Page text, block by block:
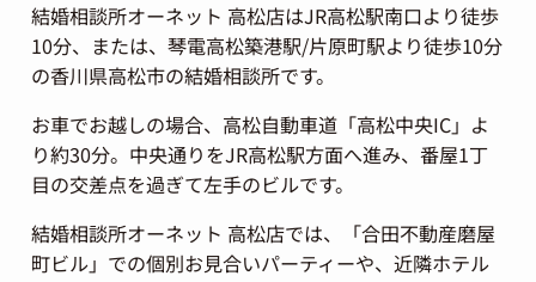
結婚相談所オーネット 高松店はJR高松駅南口より徒歩
10分、または、琴電高松築港駅/片原町駅より徒歩10分
の香川県高松市の結婚相談所です。
お車でお越しの場合、高松自動車道「高松中央IC」よ
り約30分。中央通りをJR高松駅方面へ進み、番屋1丁
目の交差点を過ぎて左手のビルです。
結婚相談所オーネット 高松店では、「合田不動産磨屋
町ビル」での個別お見合いパーティーや、近隣ホテル